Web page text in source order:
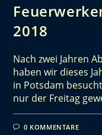
2018
Nach zwei Jahren
haben wir dieses
in Potsdam
nur der Freitag
0 KOMMENTARE